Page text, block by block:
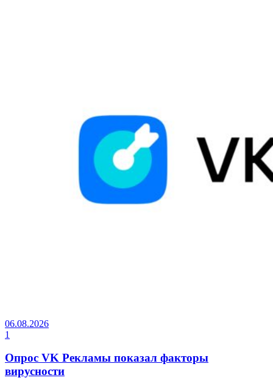
06.08.2026
1
Опрос VK Рекламы показал факторы
вирусности